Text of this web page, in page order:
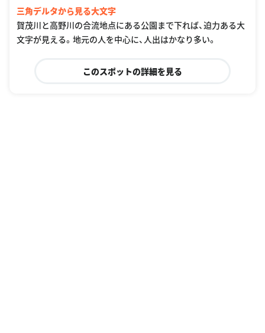
三角デルタから見る大文字
賀茂川と高野川の合流地点にある公園まで下れば、迫力ある大
文字が見える。地元の人を中心に、人出はかなり多い。
このスポットの詳細を見る